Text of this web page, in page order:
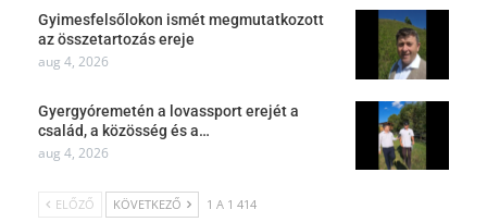
Gyimesfelsőlokon ismét megmutatkozott
az összetartozás ereje
aug 4, 2026
Gyergyóremetén a lovassport erejét a
család, a közösség és a…
aug 4, 2026
ELŐZŐ KÖVETKEZŐ 1 A 1 414